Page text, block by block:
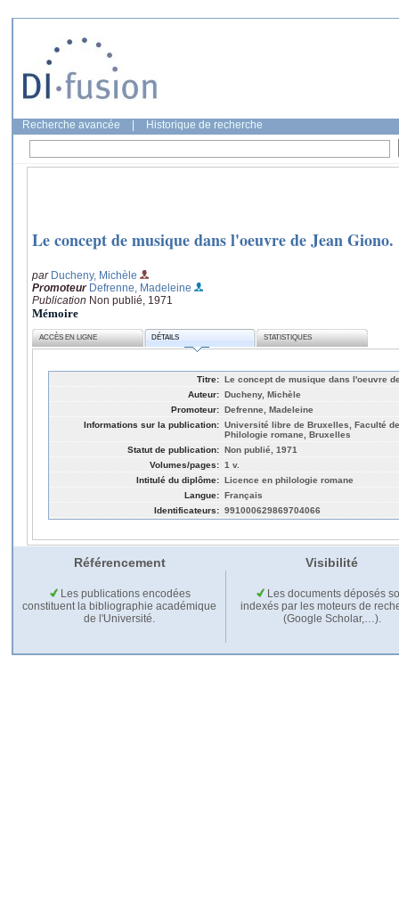
Recherche avancée Historique de recherche
Le concept de musique dans l'oeuvre de Jean Giono.
par Ducheny, Michèle
Promoteur Defrenne, Madeleine
Publication Non publié, 1971
Mémoire
ACCÈS EN LIGNE DÉTAILS STATISTIQUES
Titre: Le concept de musique dans l'oeuvre
Auteur: Ducheny, Michèle
Promoteur: Defrenne, Madeleine
Informations sur la publication: Université libre de Bruxelles, Faculté
Philologie romane, Bruxelles
Statut de publication: Non publié, 1971
Volumes/pages: 1 v.
Intitulé du diplôme: Licence en philologie romane
Langue: Français
Identificateurs: 991000629869704066
Référencement Visibilité
Les publications encodées
constituent la bibliographie académique
de l'Université.
Les documents déposés
indexés par les moteurs de
(Google Scholar,…).